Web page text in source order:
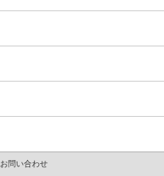
お問い合わせ